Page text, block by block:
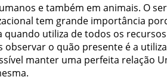
etambém em animais. Oser
tem grande importância
quando utiliza detodos os recursos
observar o quão presente éa
manter uma perfeita relação
.